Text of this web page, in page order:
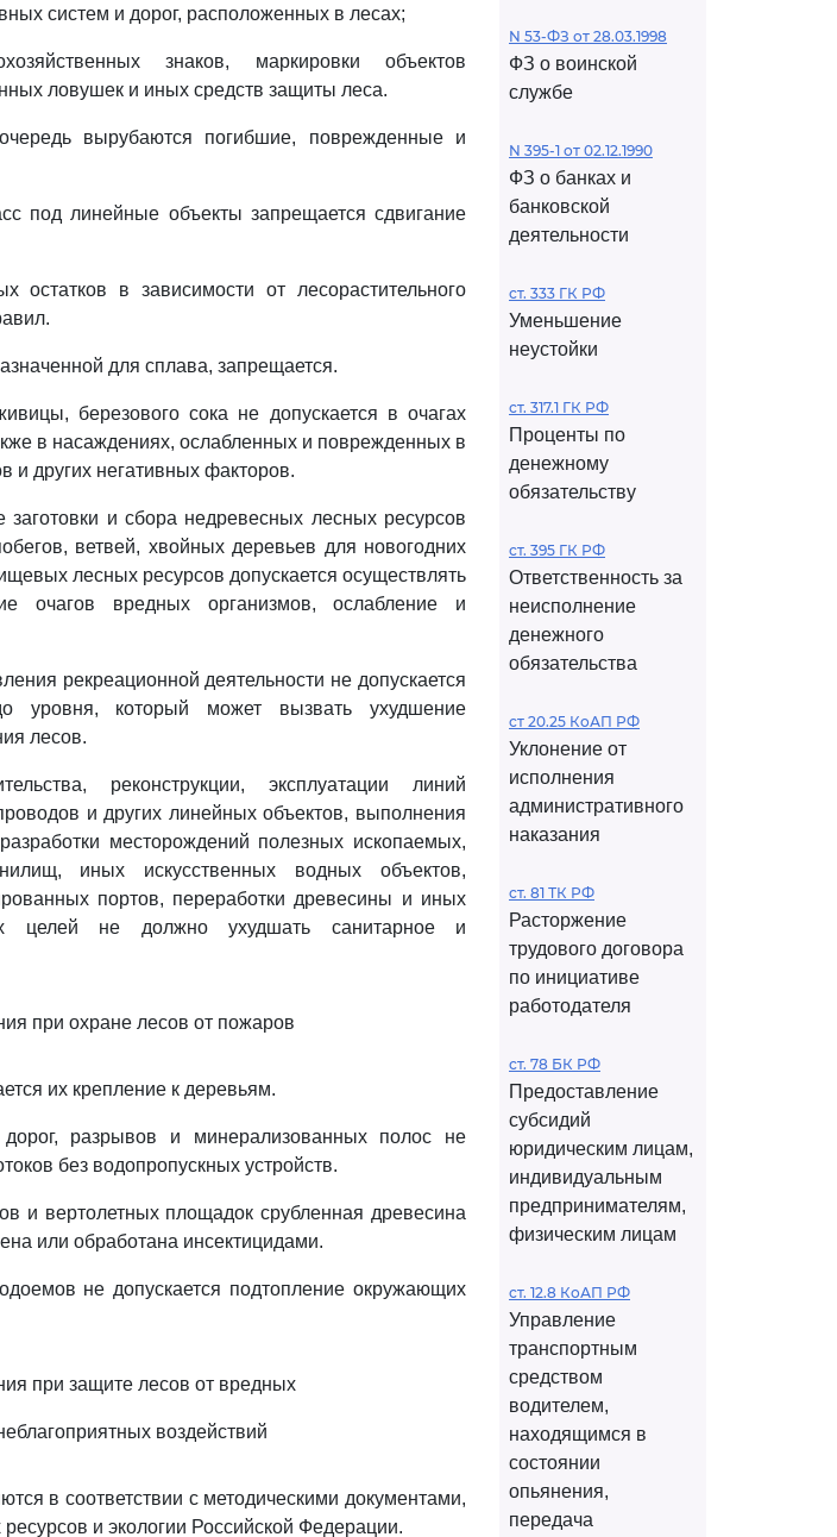
систем и дорог, расположенных в лесах;
знаков, маркировки объектов
ловушек и иных средств защиты леса.
вырубаются погибшие, поврежденные и
под линейные объекты запрещается сдвигание
остатков в зависимости от лесорастительного
для сплава, запрещается.
березового сока не допускается в очагах
в насаждениях, ослабленных и поврежденных в
и других негативных факторов.
и сбора недревесных лесных ресурсов
ветвей, хвойных деревьев для новогодних
лесных ресурсов допускается осуществлять
очагов вредных организмов, ослабление и
рекреационной деятельности не допускается
уровня, который может вызвать ухудшение
лесов.
реконструкции, эксплуатации линий
и других линейных объектов, выполнения
месторождений полезных ископаемых,
иных искусственных водных объектов,
портов, переработки древесины и иных
не должно ухудшать санитарное и
при охране лесов от пожаров
их крепление к деревьям.
разрывов и минерализованных полос не
без водопропускных устройств.
и вертолетных площадок срубленная древесина
или обработана инсектицидами.
не допускается подтопление окружающих
при защите лесов от вредных
воздействий
в соответствии с методическими документами,
и экологии Российской Федерации.
N 53-ФЗ от 28.03.1998
ФЗ о воинской
службе
N 395-1 от 02.12.1990
ФЗ о банках и
банковской
деятельности
ст. 333 ГК РФ
Уменьшение
неустойки
ст. 317.1 ГК РФ
Проценты по
денежному
обязательству
ст. 395 ГК РФ
Ответственность за
неисполнение
денежного
обязательства
ст 20.25 КоАП РФ
Уклонение от
исполнения
административного
наказания
ст. 81 ТК РФ
Расторжение
трудового договора
по инициативе
работодателя
ст. 78 БК РФ
Предоставление
субсидий
юридическим лицам,
индивидуальным
предпринимателям,
физическим лицам
ст. 12.8 КоАП РФ
Управление
транспортным
средством
водителем,
находящимся в
состоянии
опьянения,
передача